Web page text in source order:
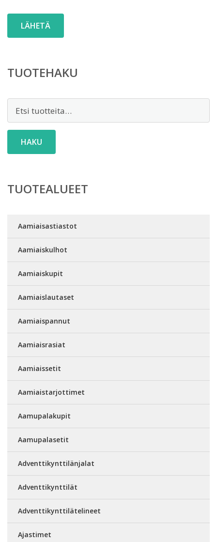
TUOTEHAKU
HAKU
TUOTEALUEET
Aamiaisastiastot
Aamiaiskulhot
Aamiaiskupit
Aamiaislautaset
Aamiaispannut
Aamiaisrasiat
Aamiaissetit
Aamiaistarjottimet
Aamupalakupit
Aamupalasetit
Adventtikynttilänjalat
Adventtikynttilät
Adventtikynttilätelineet
Ajastimet